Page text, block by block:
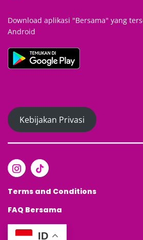
Download aplikasi "Bersama" yang
Android
Kebijakan Privasi
Terms and Conditions
FAQ Bersama
ID